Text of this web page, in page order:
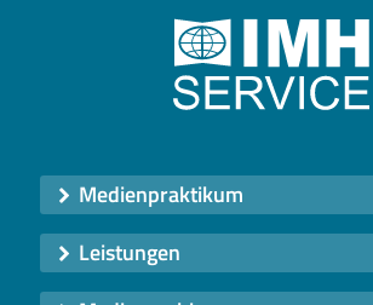
Medienpraktikum
Leistungen